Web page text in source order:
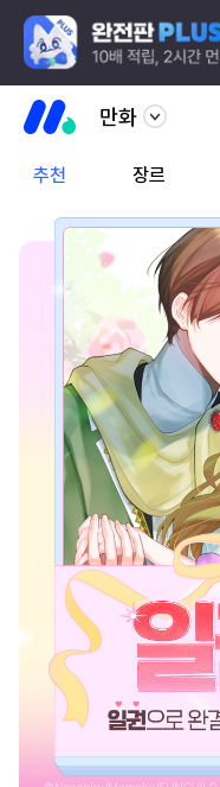
만화
추천 장르